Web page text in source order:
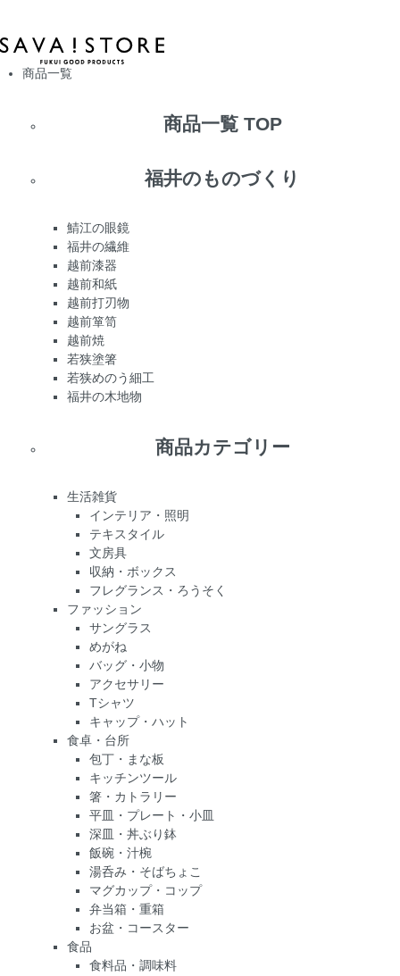
商品一覧
商品一覧 TOP
福井のものづくり
鯖江の眼鏡
福井の繊維
越前漆器
越前和紙
越前打刃物
越前箪笥
越前焼
若狭塗箸
若狭めのう細工
福井の木地物
商品カテゴリー
生活雑貨
インテリア・照明
テキスタイル
文房具
収納・ボックス
フレグランス・ろうそく
ファッション
サングラス
めがね
バッグ・小物
アクセサリー
Tシャツ
キャップ・ハット
食卓・台所
包丁・まな板
キッチンツール
箸・カトラリー
平皿・プレート・小皿
深皿・丼ぶり鉢
飯碗・汁椀
湯呑み・そばちょこ
マグカップ・コップ
弁当箱・重箱
お盆・コースター
食品
食料品・調味料